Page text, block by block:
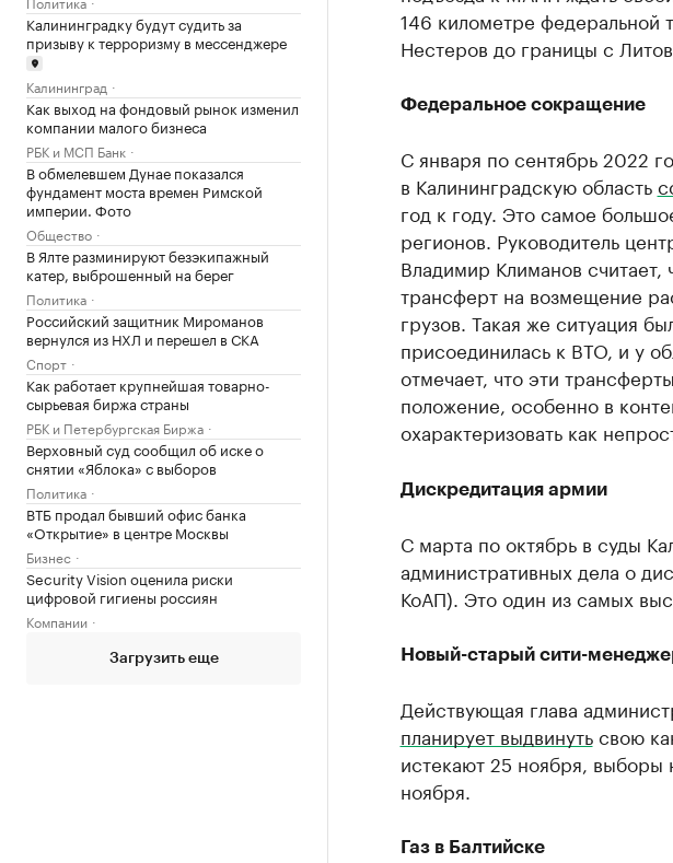
Калининградку будут судить за
призыву к терроризму в мессенджере
Калининград
Как выход на фондовый рынок изменил
компании малого бизнеса
РБК и МСП Банк
В обмелевшем Дунае показался
фундамент моста времен Римской
империи. Фото
Общество
В Ялте разминируют безэкипажный
катер, выброшенный на берег
Политика
Российский защитник Мироманов
вернулся из НХЛ и перешел в СКА
Спорт
Как работает крупнейшая товарно-
сырьевая биржа страны
РБК и Петербургская Биржа
Верховный суд сообщил об иске о
снятии «Яблока» с выборов
Политика
ВТБ продал бывший офис банка
«Открытие» в центре Москвы
Бизнес
Security Vision оценила риски
цифровой гигиены россиян
Компании
Загрузить еще
146 километре
Нестеров до границы с
Федеральное сокращение
С января по сентябрь 2022
в Калининградскую область
год к году. Это самое
регионов. Руководитель
Владимир Климанов считает,
трансферт на возмещение
грузов. Такая же ситуация
присоединилась к ВТО, и у
отмечает, что эти
положение, особенно в
охарактеризовать как
Дискредитация армии
С марта по октябрь в суды
административных дела о
КоАП). Это один из самых
Новый-старый сити-
Действующая глава
планирует выдвинутьсвою
истекают 25 ноября,
ноября.
Газ в Балтийске